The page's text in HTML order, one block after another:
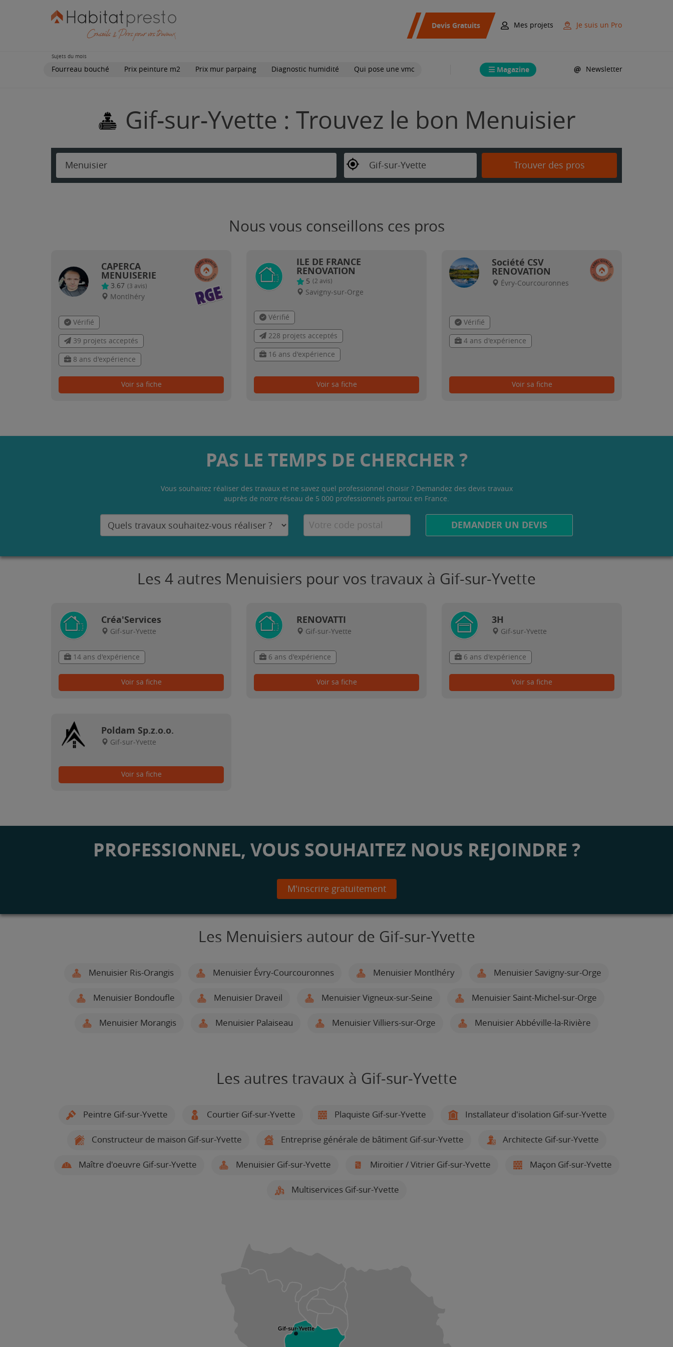
Devis Gratuits Mes projets Je suis un Pro
Sujets du mois
Fourreau bouché Prix peinture m2 Prix mur parpaing Diagnostic humidité Qui pose une vmc Magazine Newsletter
Gif-sur-Yvette : Trouvez le bon Menuisier
Menuisier Gif-sur-Yvette Trouver des pros
Nous vous conseillons ces pros
CAPERCA
MENUISERIE
3.67 (3 avis)
Montlhéry
Vérifié
39 projets acceptés
8 ans d'expérience
Voir sa fiche
ILE DE FRANCE
RENOVATION
5 (2 avis)
Savigny-sur-Orge
Vérifié
228 projets acceptés
16 ans d'expérience
Voir sa fiche
Société CSV
RENOVATION
Évry-Courcouronnes
Vérifié
4 ans d'expérience
Voir sa fiche
PAS LE TEMPS DE CHERCHER ?
Vous souhaitez réaliser des travaux et ne savez quel professionnel choisir ? Demandez des devis travaux
auprès de notre réseau de 5 000 professionnels partout en France.
DEMANDER UN DEVIS
Les 4 autres Menuisiers pour vos travaux à Gif-sur-Yvette
Créa'Services
Gif-sur-Yvette
14 ans d'expérience
Voir sa fiche
RENOVATTI
Gif-sur-Yvette
6 ans d'expérience
Voir sa fiche
3H
Gif-sur-Yvette
6 ans d'expérience
Voir sa fiche
Poldam Sp.z.o.o.
Gif-sur-Yvette
Voir sa fiche
PROFESSIONNEL, VOUS SOUHAITEZ NOUS REJOINDRE ?
M'inscrire gratuitement
Les Menuisiers autour de Gif-sur-Yvette
Menuisier Ris-Orangis Menuisier Évry-Courcouronnes Menuisier Montlhéry Menuisier Savigny-sur-Orge
Menuisier Bondoufle Menuisier Draveil Menuisier Vigneux-sur-Seine Menuisier Saint-Michel-sur-Orge
Menuisier Morangis Menuisier Palaiseau Menuisier Villiers-sur-Orge Menuisier Abbéville-la-Rivière
Les autres travaux à Gif-sur-Yvette
Peintre Gif-sur-Yvette Courtier Gif-sur-Yvette Plaquiste Gif-sur-Yvette Installateur d'isolation Gif-sur-Yvette
Constructeur de maison Gif-sur-Yvette Entreprise générale de bâtiment Gif-sur-Yvette Architecte Gif-sur-Yvette
Maître d'oeuvre Gif-sur-Yvette Menuisier Gif-sur-Yvette Miroitier / Vitrier Gif-sur-Yvette Maçon Gif-sur-Yvette
Multiservices Gif-sur-Yvette
Gif-sur-Yvette